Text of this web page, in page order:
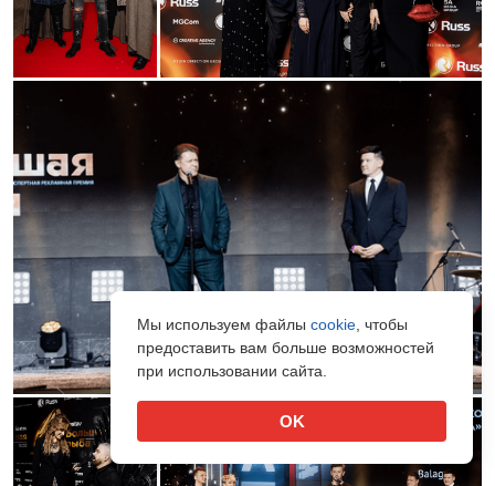
Мы используем файлы cookie , чтобы
предоставить вам больше возможностей
при использовании сайта.
OK